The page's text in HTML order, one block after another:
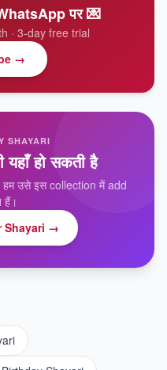
पर 💌
· 3-day free trial
→
SHAYARI
हो सकती है
उसे इस collection में add
Shayari →